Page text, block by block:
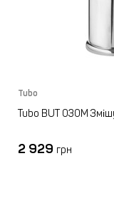
Tubo
Tubo BUT 030M
2 929 грн